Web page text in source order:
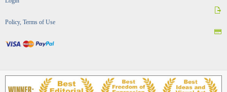
Policy, Terms of Use